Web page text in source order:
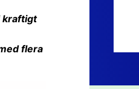
kraftigt
flera